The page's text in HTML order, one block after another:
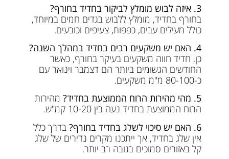
3. איזה לבוש מומלץ לביקור בחדיד בחורף?
בחורף בחדיד, מומלץ ללבוש בגדים חמים במיוחד,
כולל מעילים עבים, כפפות, צעיפים וכובעים.
4. האם יש משקעים רבים בחדיד במהלך השנה?
כן, חדיד חווה משקעים בעיקר בחורף, כאשר
החודשים הגשומים ביותר הם דצמבר וינואר עם
כ-80-100 מ"מ משקעים.
5. מהי מהירות הרוח הממוצעת בחדיד?
מהירות
הרוח הממוצעת בחדיד נעה בין 10-20 קמ"ש.
6. האם יש סיכוי לשלג בחדיד בחורף?
בדרך כלל
אין שלג בחדיד, אך ייתכנו מקרים נדירים של שלג
קל באזורים סמוכים בגובה רב יותר.